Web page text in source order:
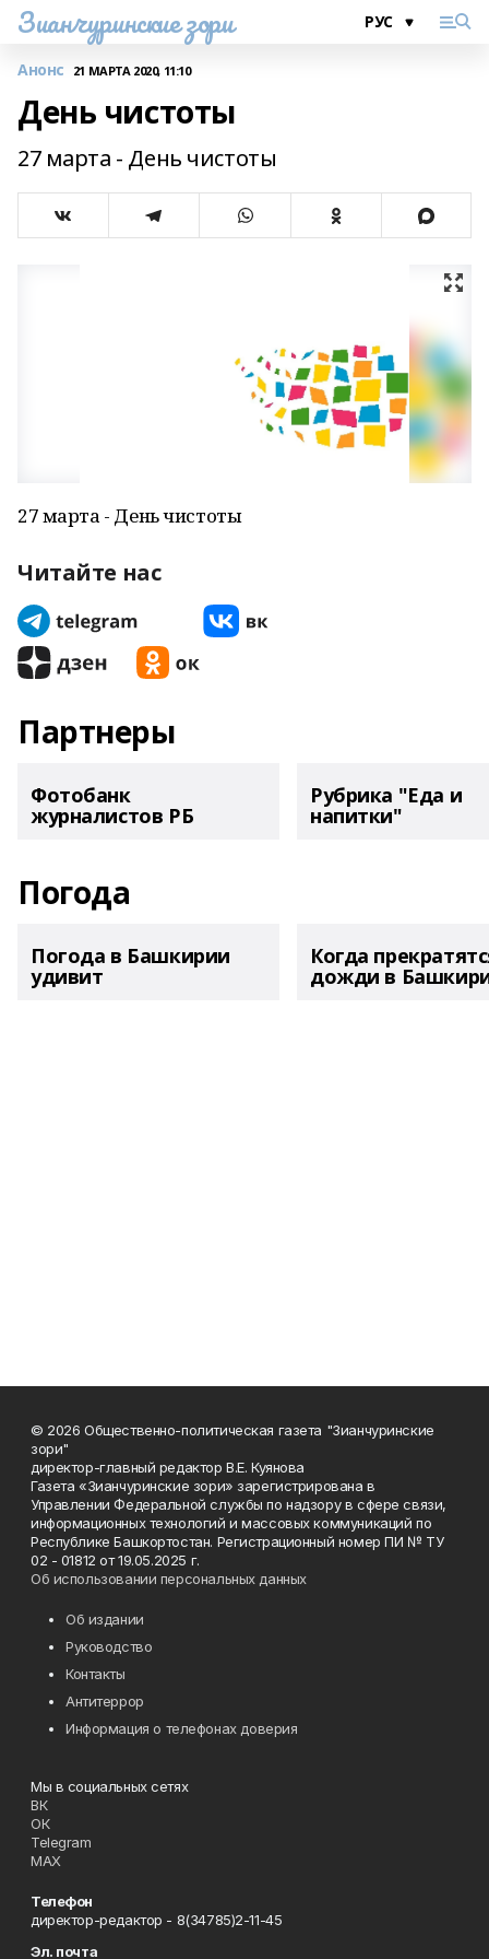
Зианчуринские зори
Анонс 21 МАРТА 2020, 11:10
День чистоты
27 марта - День чистоты
27 марта - День чистоты
Читайте нас
Партнеры
Фотобанк
журналистов РБ
Рубрика "Еда и
напитки"
Погода
Погода в Башкирии
удивит
Когда
дожди в
© 2026 Общественно-политическая газета "Зианчуринские
зори"
директор-главный редактор В.Е. Куянова
Газета «Зианчуринские зори» зарегистрирована в
Управлении Федеральной службы по надзору в сфере связи,
информационных технологий и массовых коммуникаций по
Республике Башкортостан. Регистрационный номер ПИ № ТУ
02 - 01812 от 19.05.2025 г.
Об использовании персональных данных
Об издании
Руководство
Контакты
Антитеррор
Информация о телефонах доверия
Мы в социальных сетях
ВК
ОК
Telegram
MAX
Телефон
директор-редактор - 8(34785)2-11-45
Эл. почта